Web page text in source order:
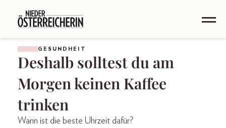
GESUNDHEIT
Deshalb solltest du am
Morgen keinen Kaffee
trinken
Wann ist die beste Uhrzeit dafür?